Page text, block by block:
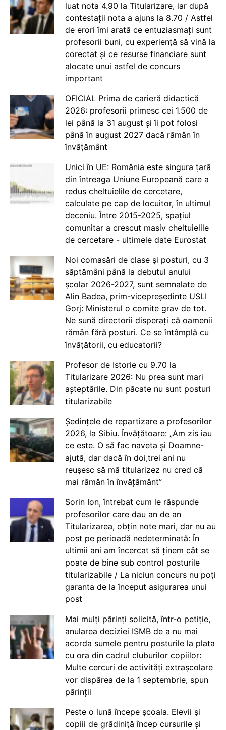
luat nota 4.90 la Titularizare, iar după
contestații nota a ajuns la 8.70 / Astfel
de erori îmi arată ce entuziasmați sunt
profesorii buni, cu experiență să vină la
corectat și ce resurse financiare sunt
alocate unui astfel de concurs
important
OFICIAL Prima de carieră didactică
2026: profesorii primesc cei 1.500 de
lei până la 31 august și îi pot folosi
până în august 2027 dacă rămân în
învățământ
Unici în UE: România este singura țară
din întreaga Uniune Europeană care a
redus cheltuielile de cercetare,
calculate pe cap de locuitor, în ultimul
deceniu. Între 2015-2025, spațiul
comunitar a crescut masiv cheltuielile
de cercetare - ultimele date Eurostat
Noi comasări de clase și posturi, cu 3
săptămâni până la debutul anului
școlar 2026-2027, sunt semnalate de
Alin Badea, prim-vicepreședinte USLI
Gorj: Ministerul o comite grav de tot.
Ne sună directorii disperați că oamenii
rămân fără posturi. Ce se întâmplă cu
învățătorii, cu educatorii?
Profesor de Istorie cu 9.70 la
Titularizare 2026: Nu prea sunt mari
așteptările. Din păcate nu sunt posturi
titularizabile
Ședințele de repartizare a profesorilor
2026, la Sibiu. Învățătoare: „Am zis iau
ce este. O să fac naveta și Doamne-
ajută, dar dacă în doi,trei ani nu
reușesc să mă titularizez nu cred că
mai rămân în învățământ”
Sorin Ion, întrebat cum le răspunde
profesorilor care dau an de an
Titularizarea, obțin note mari, dar nu au
post pe perioadă nedeterminată: În
ultimii ani am încercat să ținem cât se
poate de bine sub control posturile
titularizabile / La niciun concurs nu poți
garanta de la început asigurarea unui
post
Mai mulți părinți solicită, într-o petiție,
anularea deciziei ISMB de a nu mai
acorda sumele pentru posturile la plata
cu ora din cadrul cluburilor copiilor:
Multe cercuri de activități extrașcolare
vor dispărea de la 1 septembrie, spun
părinții
Peste o lună începe școala. Elevii și
copiii de grădiniță încep cursurile și